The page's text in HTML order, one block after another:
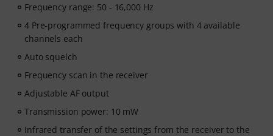
Frequency range: 50 - 16,000 Hz
4 Pre-programmed frequency groups with 4 available
channels each
Auto squelch
Frequency scan in the receiver
Adjustable AF output
Transmission power: 10 mW
Infrared transfer of the settings from the receiver to the